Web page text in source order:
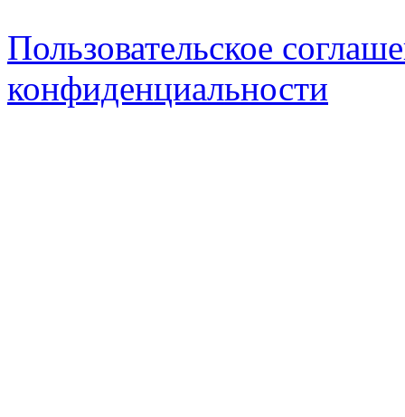
Пользовательское
конфиденциальности